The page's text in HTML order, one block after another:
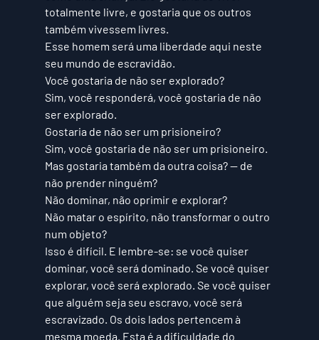
totalmente livre, e gostaria que os outros
também vivessem livres.
Esse homem será uma liberdade aqui neste
seu mundo de escravidão.
Você gostaria de não ser explorado?
Sim, você responderá, você gostaria de não
ser explorado.
Gostaria de não ser um prisioneiro?
Sim, você gostaria de não ser um prisioneiro.
Mas gostaria também da outra coisa? — de
não prender ninguém?
Não dominar, não oprimir e explorar?
Não matar o espírito, não transformar o outro
num objeto?
Isso é difícil. E lembre-se: se você quiser
dominar, você será dominado. Se você quiser
explorar, você será explorado. Se você quiser
que alguém seja seu escravo, você será
escravizado. Os dois lados pertencem à
mesma moeda. Esta é a dificuldade do